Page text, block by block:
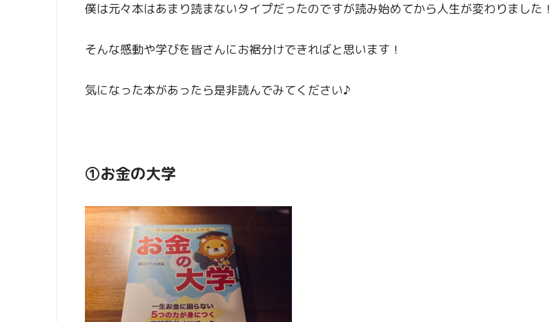
僕は元々本はあまり読まないタイプだったのですが読み始めてから人生が変わりました！
そんな感動や学びを皆さんにお裾分けできればと思います！
気になった本があったら是非読んでみてください♪
①お金の大学